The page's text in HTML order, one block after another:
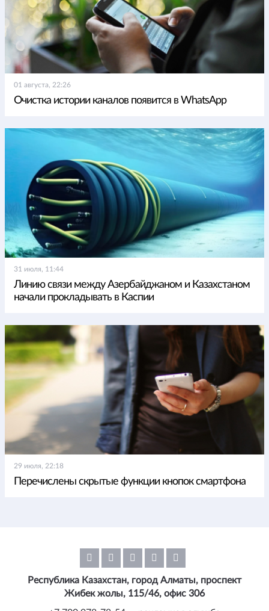
01 августа, 22:26
Очистка истории каналов появится в WhatsApp
31 июля, 11:44
Линию связи между Азербайджаном и Казахстаном
начали прокладывать в Каспии
29 июля, 22:18
Перечислены скрытые функции кнопок смартфона
Республика Казахстан, город Алматы, проспект
Жибек жолы, 115/46, офис 306